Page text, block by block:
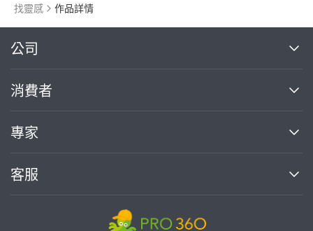
找靈感 作品詳情
公司
關於我們
部落格
加入我們
消費者
買服務
熱門服務
專家
案件中心
客服
繼續完成